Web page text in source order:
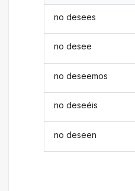
no desees
no desee
no deseemos
no deseéis
no deseen